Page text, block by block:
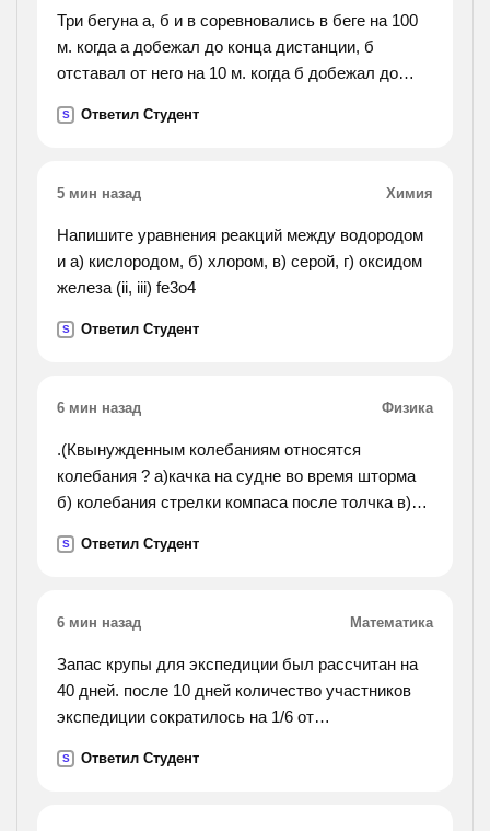
Три бегуна а, б и в соревновались в беге на 100
м. когда а добежал до конца дистанции, б
отставал от него на 10 м. когда б добежал до
метров отставал в от а, когда а финишировал?
S Ответил Студент
5 мин назад Химия
Напишите уравнения реакций между водородом
и а) кислородом, б) хлором, в) серой, г) оксидом
железа (ii, iii) fe3o4
S Ответил Студент
6 мин назад Физика
.(Квынужденным колебаниям относятся
колебания ? а)качка на судне во время шторма
б) колебания стрелки компаса после толчка в)
мячиком г) колебания стрелки весов при
S Ответил Студент
6 мин назад Математика
Запас крупы для экспедиции был рассчитан на
40 дней. после 10 дней количество участников
экспедиции сократилось на 1/6 от
возросла на 1/8 от запланированной. на сколько
S Ответил Студент